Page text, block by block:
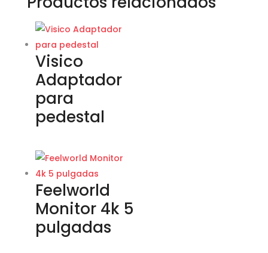
Visico
Adaptador
para
pedestal
Feelworld
Monitor 4k 5
pulgadas